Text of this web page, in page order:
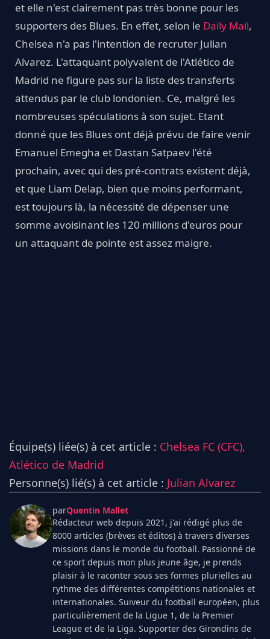
et elle n'est clairement pas très bonne pour les
supporters des Blues. En effet, selon le Daily Mail,
Chelsea n'a pas l'intention de recruter Julian
Alvarez. L'attaquant polyvalent de l'Atlético de
Madrid ne figure pas sur la liste des transferts
attendus par le club londonien. Ce, malgré les
nombreuses spéculations à son sujet. Etant
donné que les Blues ont déjà prévu de faire venir
Emanuel Emegha et Dastan Satpaev l'été
prochain, avec qui des pré-contrats existent déjà,
et que Liam Delap, bien que moins performant,
est toujours là, la nécessité de dépenser une
somme avoisinant les 120 millions d'euros pour
un attaquant de pointe est assez maigre.
Équipe(s) liée(s) à cet article : Chelsea FC (CFC),
Atlético de Madrid
Personne(s) lié(s) à cet article : Julian Alvarez
parQuentin Mallet
Rédacteur web depuis 2021, j'ai rédigé plus de
8000 articles (brèves et éditos) à travers diverses
missions dans le monde du football. Passionné de
ce sport depuis mon plus jeune âge, je prends
plaisir à le raconter sous ses formes plurielles au
rythme des différentes compétitions nationales et
internationales. Suiveur du football européen, plus
particulièrement de la Ligue 1, de la Premier
League et de la Liga. Supporter des Girondins de